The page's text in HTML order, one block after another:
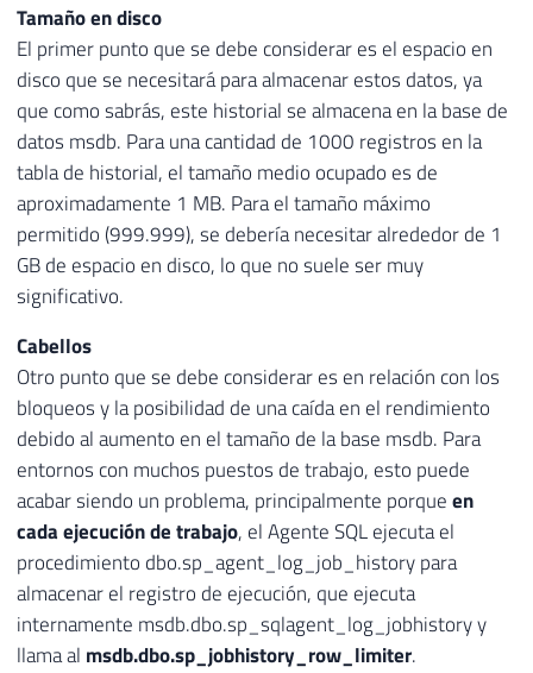
Tamaño en disco
El primer punto que se debe considerar es el espacio en
disco que se necesitará para almacenar estos datos, ya
que como sabrás, este historial se almacena en la base de
datos msdb. Para una cantidad de 1000 registros en la
tabla de historial, el tamaño medio ocupado es de
aproximadamente 1 MB. Para el tamaño máximo
permitido (999.999), se debería necesitar alrededor de 1
GB de espacio en disco, lo que no suele ser muy
significativo.
Cabellos
Otro punto que se debe considerar es en relación con los
bloqueos y la posibilidad de una caída en el rendimiento
debido al aumento en el tamaño de la base msdb. Para
entornos con muchos puestos de trabajo, esto puede
acabar siendo un problema, principalmente porqueen
cada ejecución de trabajo, el Agente SQL ejecuta el
procedimiento dbo.sp_agent_log_job_history para
almacenar el registro de ejecución, que ejecuta
internamente msdb.dbo.sp_sqlagent_log_jobhistory y
llama al msdb.dbo.sp_jobhistory_row_limiter.